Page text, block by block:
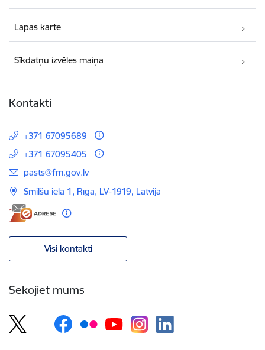
Lapas karte
Sīkdatņu izvēles maiņa
Kontakti
+371 67095689
+371 67095405
E-pasts:
pasts@fm.gov.lv
Smilšu iela 1, Rīga, LV-1919, Latvija
Visi kontakti
Sekojiet mums